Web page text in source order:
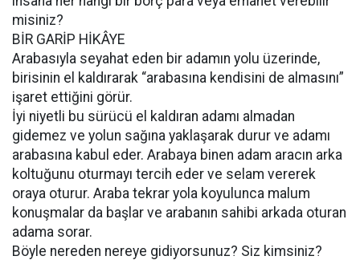
misiniz?
BİR GARİP HİKÂYE
Arabasıyla seyahat eden bir adamın yolu üzerinde,
birisinin el kaldırarak “arabasına kendisini de almasını”
işaret ettiğini görür.
İyi niyetli bu sürücü el kaldıran adamı almadan
gidemez ve yolun sağına yaklaşarak durur ve adamı
arabasına kabul eder. Arabaya binen adam aracın arka
koltuğunu oturmayı tercih eder ve selam vererek
oraya oturur. Araba tekrar yola koyulunca malum
konuşmalar da başlar ve arabanın sahibi arkada oturan
adama sorar.
Böyle nereden nereye gidiyorsunuz? Siz kimsiniz?